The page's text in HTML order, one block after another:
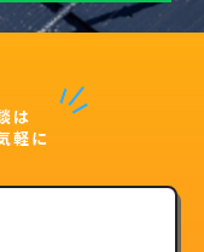
は
軽に